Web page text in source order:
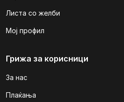
Листа со желби
Мој профил
Грижа за корисници
За нас
Плаќања